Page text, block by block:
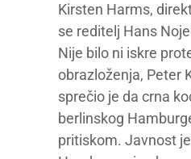
Kirsten Harms,
se reditelj Hans
Nije bilo ni iskre
obrazloženja, Peter
sprečio je da crna
berlinskog
pritiskom. Javnost